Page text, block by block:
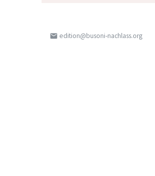
email edition@busoni-nachlass.org